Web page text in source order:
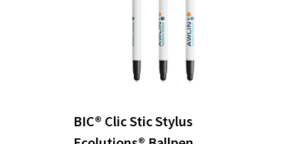
BIC® Clic Stic Stylus